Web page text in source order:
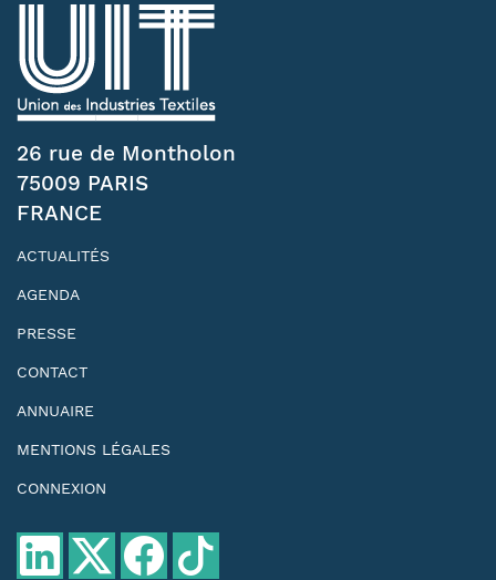
26 rue de Montholon
75009 PARIS
FRANCE
ACTUALITÉS
AGENDA
PRESSE
CONTACT
ANNUAIRE
MENTIONS LÉGALES
CONNEXION